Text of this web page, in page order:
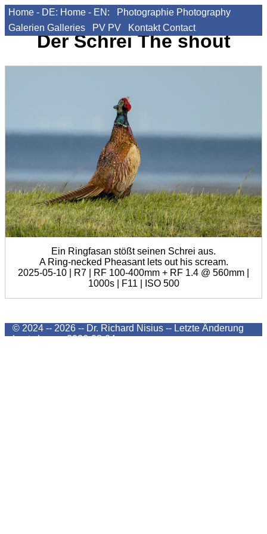
Home - DE: Home - EN: Photographie Photography
Galerien Galleries PV PV Kontakt Contact
Der SchreiThe shout
Ein Ringfasan stößt seinen Schrei aus.
A Ring-necked Pheasant lets out his scream.
2025-05-10 | R7 | RF 100-400mm + RF 1.4 @ 560mm |
1000s | F11 | ISO 500
© 2024 -- 2026 -- Dr. Richard Nisius -- Letzte Änderung
Last change2026-08-04